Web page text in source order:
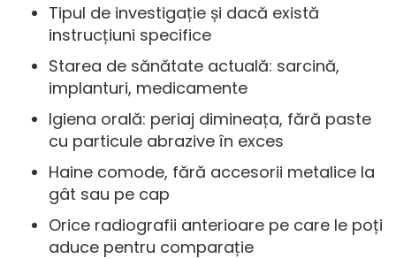
Tipul de investigație și dacă există
instrucțiuni specifice
Starea de sănătate actuală: sarcină,
implanturi, medicamente
Igiena orală: periaj dimineața, fără paste
cu particule abrazive în exces
Haine comode, fără accesorii metalice la
gât sau pe cap
Orice radiografii anterioare pe care le poți
aduce pentru comparație